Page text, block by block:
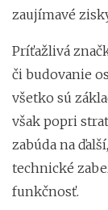
zaujímavé
Príťažlivá
či budovanie
všetko sú
však popri
zabúda na
technické
funkčnosť.